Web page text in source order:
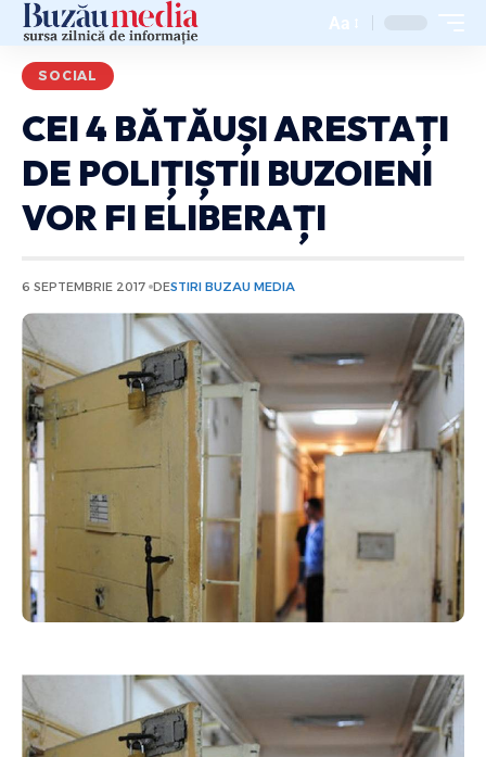
Aa
SOCIAL
CEI 4 BĂTĂUȘI ARESTAȚI
DE POLIȚIȘTII BUZOIENI
VOR FI ELIBERAȚI
6 SEPTEMBRIE 2017 DESTIRI BUZAU MEDIA